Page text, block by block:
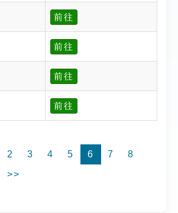
前往
前往
前往
前往
2 3 4 5 6 7
8
>>